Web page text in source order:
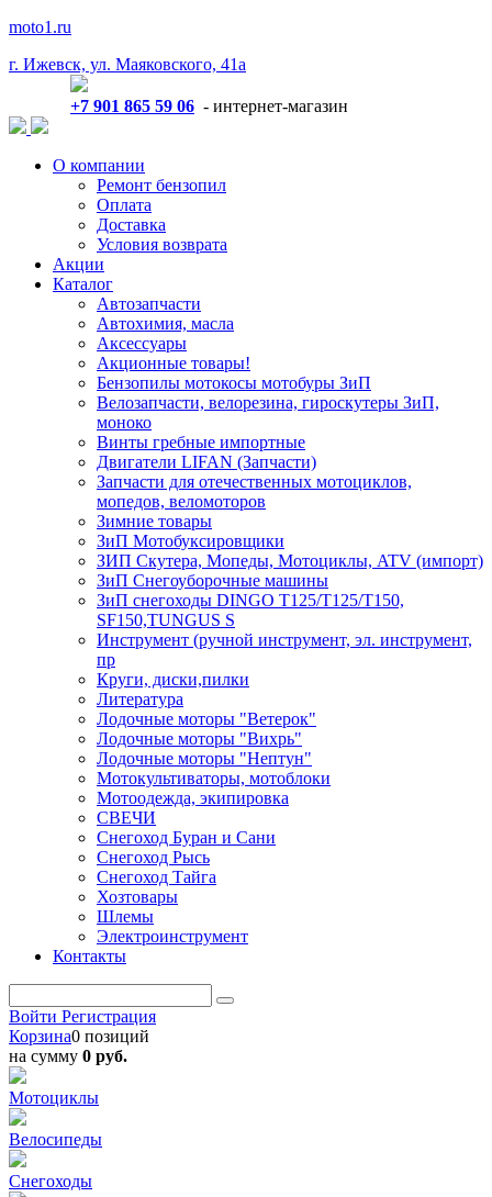
moto1.ru
г. Ижевск, ул. Маяковского, 41а
+7 901 865 59 06 - интернет-магазин
О компании
Ремонт бензопил
Оплата
Доставка
Условия возврата
Акции
Каталог
Автозапчасти
Автохимия, масла
Аксессуары
Акционные товары!
Бензопилы мотокосы мотобуры ЗиП
Велозапчасти, велорезина, гироскутеры ЗиП,
моноко
Винты гребные импортные
Двигатели LIFAN (Запчасти)
Запчасти для отечественных мотоциклов,
мопедов, веломоторов
Зимние товары
ЗиП Мотобуксировщики
ЗИП Скутера, Мопеды, Мотоциклы, ATV (импорт)
ЗиП Снегоуборочные машины
ЗиП снегоходы DINGO T125/T125/T150,
SF150,TUNGUS S
Инструмент (ручной инструмент, эл. инструмент,
пр
Круги, диски,пилки
Литература
Лодочные моторы "Ветерок"
Лодочные моторы "Вихрь"
Лодочные моторы "Нептун"
Мотокультиваторы, мотоблоки
Мотоодежда, экипировка
СВЕЧИ
Снегоход Буран и Сани
Снегоход Рысь
Снегоход Тайга
Хозтовары
Шлемы
Электроинструмент
Контакты
Войти Регистрация
Корзина0 позиций
на сумму 0 руб.
Мотоциклы
Велосипеды
Снегоходы